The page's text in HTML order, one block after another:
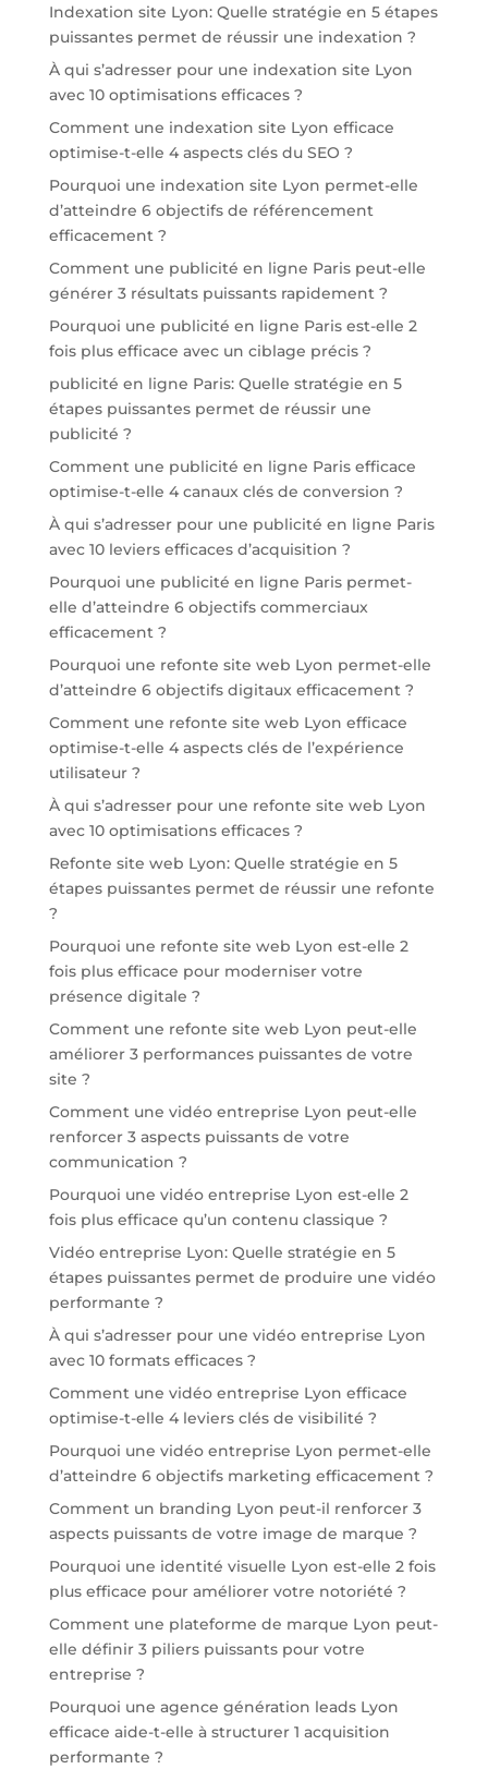
Indexation site Lyon: Quelle stratégie en 5 étapes
puissantes permet de réussir une indexation ?
À qui s’adresser pour une indexation site Lyon
avec 10 optimisations efficaces ?
Comment une indexation site Lyon efficace
optimise-t-elle 4 aspects clés du SEO ?
Pourquoi une indexation site Lyon permet-elle
d’atteindre 6 objectifs de référencement
efficacement ?
Comment une publicité en ligne Paris peut-elle
générer 3 résultats puissants rapidement ?
Pourquoi une publicité en ligne Paris est-elle 2
fois plus efficace avec un ciblage précis ?
publicité en ligne Paris: Quelle stratégie en 5
étapes puissantes permet de réussir une
publicité ?
Comment une publicité en ligne Paris efficace
optimise-t-elle 4 canaux clés de conversion ?
À qui s’adresser pour une publicité en ligne Paris
avec 10 leviers efficaces d’acquisition ?
Pourquoi une publicité en ligne Paris permet-
elle d’atteindre 6 objectifs commerciaux
efficacement ?
Pourquoi une refonte site web Lyon permet-elle
d’atteindre 6 objectifs digitaux efficacement ?
Comment une refonte site web Lyon efficace
optimise-t-elle 4 aspects clés de l’expérience
utilisateur ?
À qui s’adresser pour une refonte site web Lyon
avec 10 optimisations efficaces ?
Refonte site web Lyon: Quelle stratégie en 5
étapes puissantes permet de réussir une refonte
?
Pourquoi une refonte site web Lyon est-elle 2
fois plus efficace pour moderniser votre
présence digitale ?
Comment une refonte site web Lyon peut-elle
améliorer 3 performances puissantes de votre
site ?
Comment une vidéo entreprise Lyon peut-elle
renforcer 3 aspects puissants de votre
communication ?
Pourquoi une vidéo entreprise Lyon est-elle 2
fois plus efficace qu’un contenu classique ?
Vidéo entreprise Lyon: Quelle stratégie en 5
étapes puissantes permet de produire une vidéo
performante ?
À qui s’adresser pour une vidéo entreprise Lyon
avec 10 formats efficaces ?
Comment une vidéo entreprise Lyon efficace
optimise-t-elle 4 leviers clés de visibilité ?
Pourquoi une vidéo entreprise Lyon permet-elle
d’atteindre 6 objectifs marketing efficacement ?
Comment un branding Lyon peut-il renforcer 3
aspects puissants de votre image de marque ?
Pourquoi une identité visuelle Lyon est-elle 2 fois
plus efficace pour améliorer votre notoriété ?
Comment une plateforme de marque Lyon peut-
elle définir 3 piliers puissants pour votre
entreprise ?
Pourquoi une agence génération leads Lyon
efficace aide-t-elle à structurer 1 acquisition
performante ?